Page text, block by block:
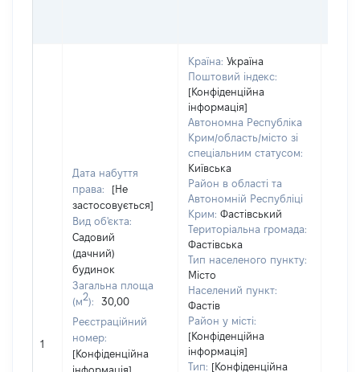
1
Дата набуття
права:
[Не
застосовується]
Вид об'єкта:
Садовий
(дачний)
будинок
Загальна площа
(м2):
30,00
Реєстраційний
номер:
[Конфіденційна
інформація]
Країна: Україна
Поштовий індекс:
[Конфіденційна
інформація]
Автономна Республіка
Крим/область/місто зі
спеціальним статусом:
Київська
Район в області та
Автономній Республіці
Крим: Фастівський
Територіальна громада:
Фастівська
Тип населеного пункту:
Місто
Населений пункт:
Фастів
Район у місті:
[Конфіденційна
інформація]
Тип: [Конфіденційна